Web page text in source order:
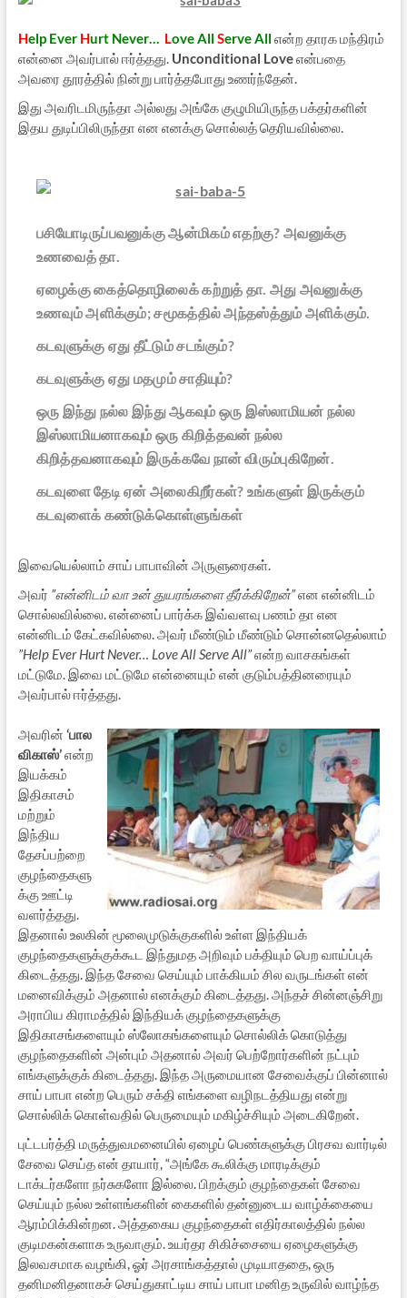
Help Ever Hurt Never… Love All Serve All என்ற தாரக மந்திரம்
என்னை அவர்பால் ஈர்த்தது. Unconditional Loveஎன்பதை
அவரை தூரத்தில் நின்று பார்த்தபோது உணர்ந்தேன்.
இது அவரிடமிருந்தா அல்லது அங்கே குழுமியிருந்த பக்தர்களின்
இதய துடிப்பிலிருந்தா என எனக்கு சொல்லத் தெரியவில்லை.
பசியோடிருப்பவனுக்கு ஆன்மிகம் எதற்கு? அவனுக்கு
உணவைத் தா.
ஏழைக்கு கைத்தொழிலைக் கற்றுத் தா. அது அவனுக்கு
உணவும் அளிக்கும்; சமூகத்தில் அந்தஸ்த்தும் அளிக்கும்.
கடவுளுக்கு ஏது தீட்டும் சடங்கும்?
கடவுளுக்கு ஏது மதமும் சாதியும்?
ஒரு இந்து நல்ல இந்து ஆகவும் ஒரு இஸ்லாமியன் நல்ல
இஸ்லாமியனாகவும் ஒரு கிறித்தவன் நல்ல
கிறித்தவனாகவும் இருக்கவே நான் விரும்புகிறேன்.
கடவுளை தேடி ஏன் அலைகிறீர்கள்? உங்களுள் இருக்கும்
கடவுளைக் கண்டுக்கொள்ளுங்கள்
இவையெல்லாம் சாய் பாபாவின் அருளுரைகள்.
அவர் ”என்னிடம் வா உன் துயரங்களை தீர்க்கிறேன்”என என்னிடம்
சொல்லவில்லை. என்னைப் பார்க்க இவ்வளவு பணம் தா என
என்னிடம் கேட்கவில்லை. அவர் மீண்டும் மீண்டும் சொன்னதெல்லாம்
”Help Ever Hurt Never… Love All Serve All”என்ற வாசகங்கள்
மட்டுமே. இவை மட்டுமே என்னையும் என் குடும்பத்தினரையும்
அவர்பால் ஈர்த்தது.
அவரின் ‘பால
விகாஸ்’என்ற
இயக்கம்
இதிகாசம்
மற்றும்
இந்திய
தேசப்பற்றை
குழந்தைகளு
க்கு ஊட்டி
வளர்த்தது.
இதனால் உலகின் மூலைமுடுக்குகளில் உள்ள இந்தியக்
குழந்தைகளுக்குக்கூட இந்துமத அறிவும் பக்தியும் பெற வாய்ப்புக்
கிடைத்தது. இந்த சேவை செய்யும் பாக்கியம் சில வருடங்கள் என்
மனைவிக்கும் அதனால் எனக்கும் கிடைத்தது. அந்தச் சின்னஞ்சிறு
அராபிய கிராமத்தில் இந்தியக் குழந்தைகளுக்கு
இதிகாசங்களையும் ஸ்லோகங்களையும் சொல்லிக் கொடுத்து
குழந்தைகளின் அன்பும் அதனால் அவர் பெற்றோர்களின் நட்பும்
எங்களுக்குக் கிடைத்தது. இந்த அருமையான சேவைக்குப் பின்னால்
சாய் பாபா என்ற பெரும் சக்தி எங்களை வழிநடத்தியது என்று
சொல்லிக் கொள்வதில் பெருமையும் மகிழ்ச்சியும் அடைகிறேன்.
புட்டபர்த்தி மருத்துவமனையில் ஏழைப் பெண்களுக்கு பிரசவ வார்டில்
சேவை செய்த என் தாயார், “அங்கே கூலிக்கு மாரடிக்கும்
டாக்டர்களோ நர்சுகளோ இல்லை. பிறக்கும் குழந்தைகள் சேவை
செய்யும் நல்ல உள்ளங்களின் கைகளில் தன்னுடைய வாழ்க்கையை
ஆரம்பிக்கின்றன. அத்தகைய குழந்தைகள் எதிர்காலத்தில் நல்ல
குடிமகன்களாக உருவாகும். உயர்தர சிகிச்சையை ஏழைகளுக்கு
இலவசமாக வழங்கி, ஓர் அரசாங்கத்தால் முடியாததை, ஒரு
தனிமனிதனாகச் செய்துகாட்டிய சாய் பாபா மனித உருவில் வாழ்ந்த